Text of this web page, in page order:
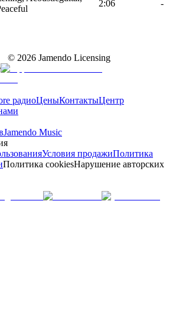
2:06 -
© 2026 Jamendo Licensing
радиоЦеныКонтактыЦентр
Jamendo Music
Условия продажиПолитика
Политика cookiesНарушение авторских